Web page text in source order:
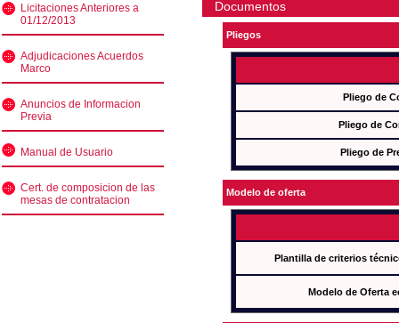
Licitaciones Anteriores a
01/12/2013
Adjudicaciones Acuerdos
Marco
Anuncios de Informacion
Previa
Manual de Usuario
Cert. de composicion de las
mesas de contratacion
Documentos
Pliegos
Pliego de
Pliego de
Pliego de
Modelo de oferta
Plantilla de criterios
Modelo de Oferta